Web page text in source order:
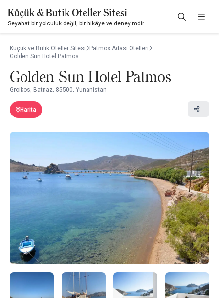
Küçük & Butik Oteller Sitesi
Seyahat bir yolculuk değil, bir hikâye ve deneyimdir
Küçük ve Butik Oteller Sitesi
Patmos Adası Otelleri
Golden Sun Hotel Patmos
Golden Sun Hotel Patmos
Groikos, Batnaz, 85500, Yunanistan
Harita